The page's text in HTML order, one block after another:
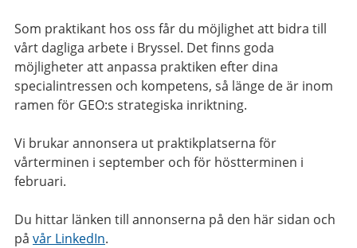
Som praktikant hos oss får du möjlighet att bidra till
vårt dagliga arbete i Bryssel. Det finns goda
möjligheter att anpassa praktiken efter dina
specialintressen och kompetens, så länge de är inom
ramen för GEO:s strategiska inriktning.
Vi brukar annonsera ut praktikplatserna för
vårterminen i september och för höstterminen i
februari.
Du hittar länken till annonserna på den här sidan och
på vår LinkedIn.